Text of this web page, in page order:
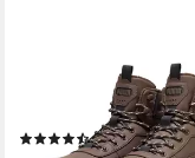
DESIERTO V3
knöchelhohe Form, mit
Schnürung, warm
(172)